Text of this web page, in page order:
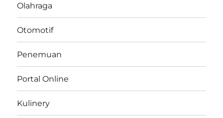
Olahraga
Otomotif
Penemuan
Portal Online
Kulinery